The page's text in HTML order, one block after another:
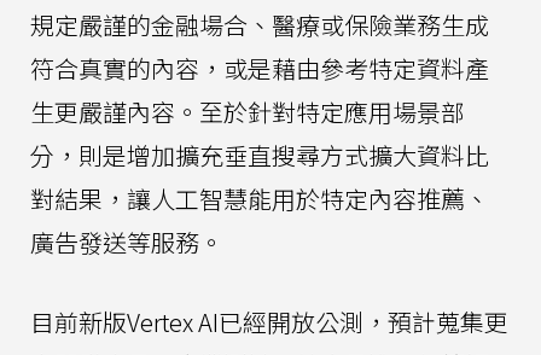
規定嚴謹的金融場合、醫療或保險業務生成
符合真實的內容，或是藉由參考特定資料產
生更嚴謹內容。至於針對特定應用場景部
分，則是增加擴充垂直搜尋方式擴大資料比
對結果，讓人工智慧能用於特定內容推薦、
廣告發送等服務。
目前新版Vertex AI已經開放公測，預計蒐集更